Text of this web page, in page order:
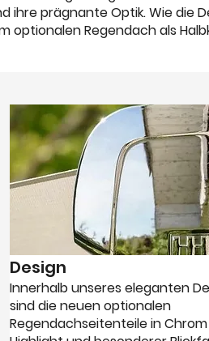
prägnante Optik. Wie die
Regendach als
Design
Innerhalb unseres eleganten
sind die neuen optionalen
Regendachseitenteile in